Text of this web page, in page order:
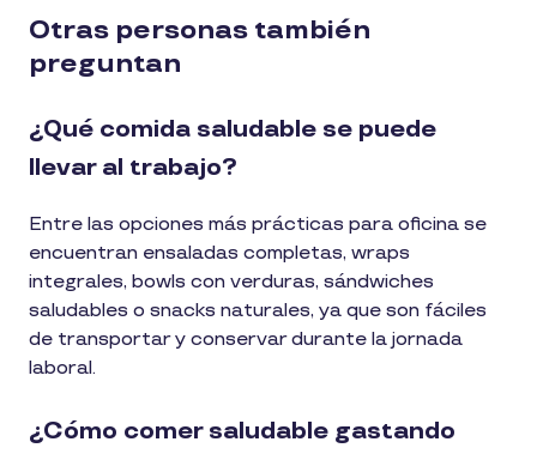
Otras personas también
preguntan
¿Qué comida saludable se puede
llevar al trabajo?
Entre las opciones más prácticas para oficina se
encuentran ensaladas completas, wraps
integrales, bowls con verduras, sándwiches
saludables o snacks naturales, ya que son fáciles
de transportar y conservar durante la jornada
laboral.
¿Cómo comer saludable gastando